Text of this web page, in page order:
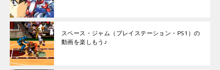
スペース・ジャム（プレイステーション・PS1）の
動画を楽しもう♪